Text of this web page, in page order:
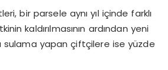
bir parsele aynı yıl içinde farklı
kaldırılmasının ardından yeni
sulama yapan çiftçilere ise yüzde